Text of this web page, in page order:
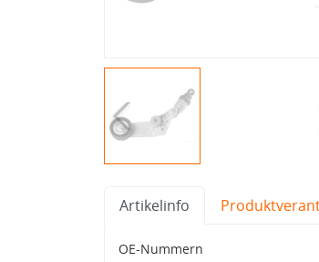
Artikelinfo
OE-Nummern